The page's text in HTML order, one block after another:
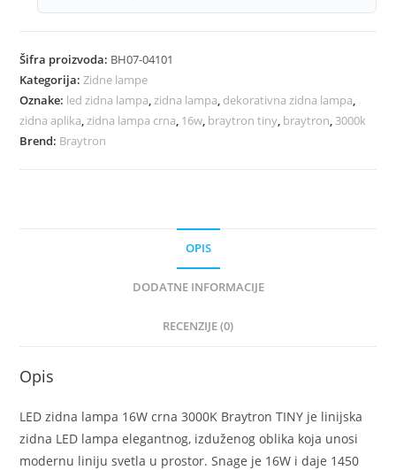
Šifra proizvoda: BH07-04101
Kategorija:Zidne lampe
Oznake: led zidna lampa zidna lampa dekorativna zidna lampa
zidna aplika zidna lampa crna 16w braytron tiny braytron 3000k
Brend: Braytron
OPIS
DODATNE INFORMACIJE
RECENZIJE (0)
Opis
LED zidna lampa 16W crna 3000K Braytron TINY je linijska
zidna LED lampa elegantnog, izduženog oblika koja unosi
modernu liniju svetla u prostor. Snage je 16W i daje 1450